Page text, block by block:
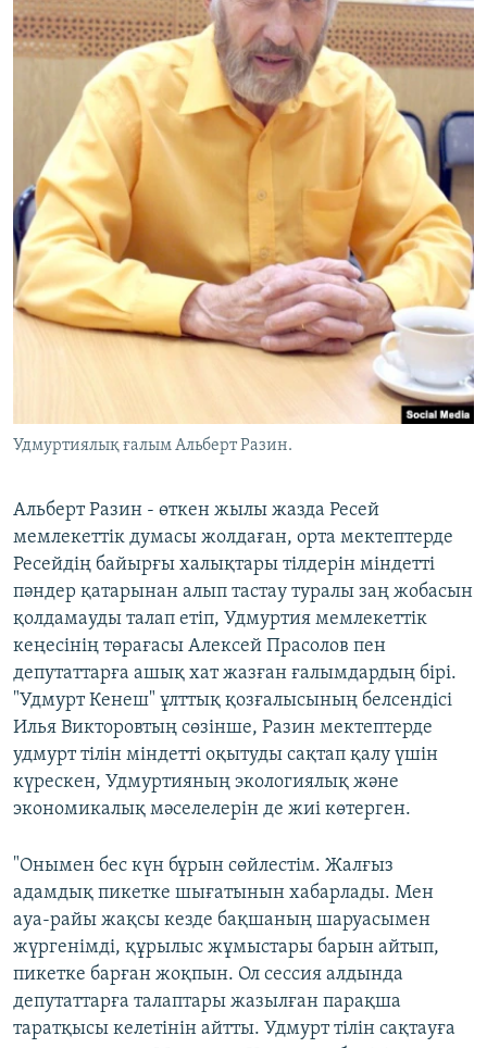
Удмуртиялық ғалым Альберт Разин.
Альберт Разин - өткен жылы жазда Ресей
мемлекеттік думасы жолдаған, орта мектептерде
Ресейдің байырғы халықтары тілдерін міндетті
пәндер қатарынан алып тастау туралы заң жобасын
қолдамауды талап етіп, Удмуртия мемлекеттік
кеңесінің төрағасы Алексей Прасолов пен
депутаттарға ашық хат жазған ғалымдардың бірі.
"Удмурт Кенеш" ұлттық қозғалысының белсендісі
Илья Викторовтың сөзінше, Разин мектептерде
удмурт тілін міндетті оқытуды сақтап қалу үшін
күрескен, Удмуртияның экологиялық және
экономикалық мәселелерін де жиі көтерген.
"Онымен бес күн бұрын сөйлестім. Жалғыз
адамдық пикетке шығатынын хабарлады. Мен
ауа-райы жақсы кезде бақшаның шаруасымен
жүргенімді, құрылыс жұмыстары барын айтып,
пикетке барған жоқпын. Ол сессия алдында
депутаттарға талаптары жазылған парақша
таратқысы келетінін айтты. Удмурт тілін сақтауға